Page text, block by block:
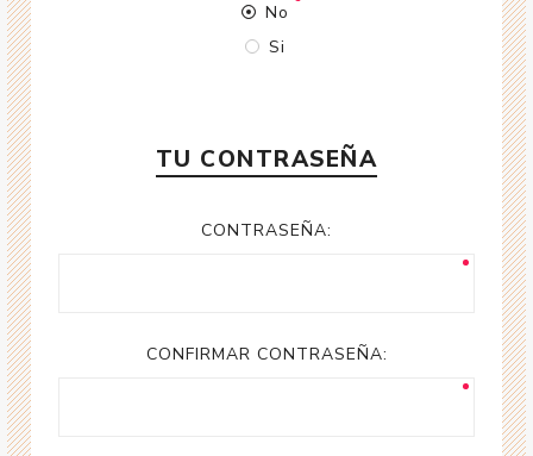
No
Si
TU CONTRASEÑA
CONTRASEÑA:
CONFIRMAR CONTRASEÑA: